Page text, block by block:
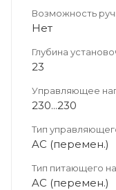
Возможность
Нет
Глубина
23
Управляющее
230...230
Тип
AC (перемен.)
Тип питающего
AC (перемен.)